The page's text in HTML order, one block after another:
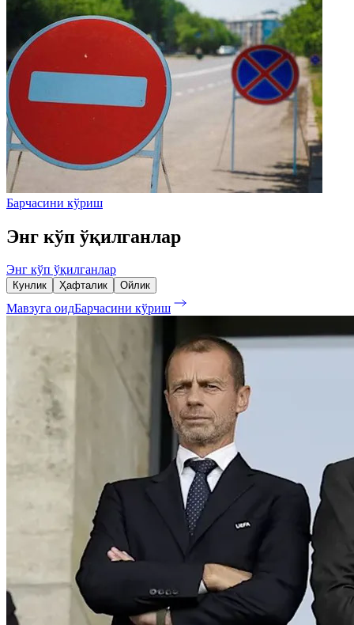
Барчасини кўриш
Энг кўп ўқилганлар
Энг кўп ўқилганлар
Кунлик Ҳафталик Ойлик
Мавзуга оидБарчасини кўриш